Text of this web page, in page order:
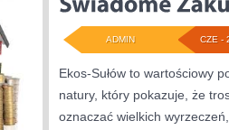
CZE -
ADMIN
Ekos-Sułów to wartościowy
natury, który pokazuje, że
oznaczać wielkich